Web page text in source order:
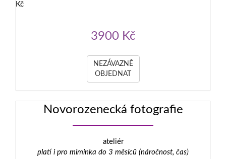
Kč
3900 Kč
NEZÁVAZNĚ
OBJEDNAT
Novorozenecká fotografie
ateliér
platí i pro miminka do 3 měsíců (náročnost, čas)